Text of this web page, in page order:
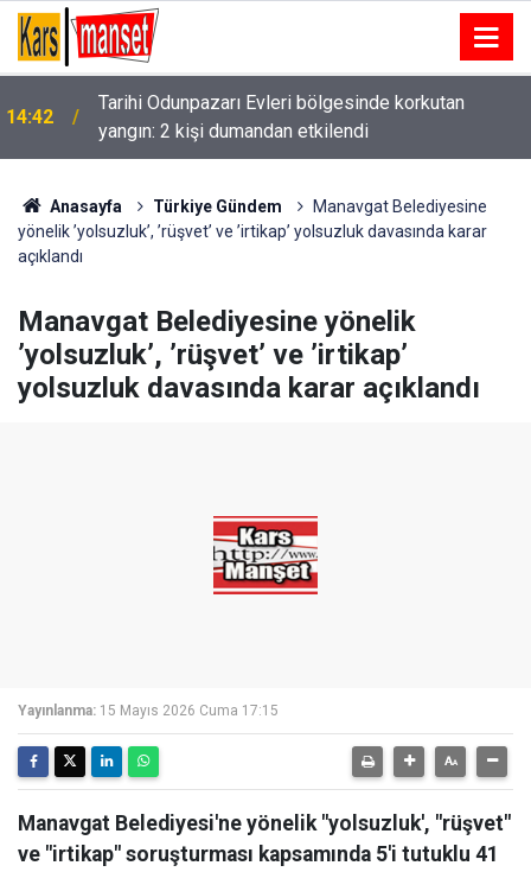
14:40
Muğla, uluslararası seramik sempozyumuna ev
sahipliği yapacak
Anasayfa Türkiye Gündem
Manavgat Belediyesine
yönelik ’yolsuzluk’, ’rüşvet’ ve ’irtikap’ yolsuzluk davasında karar
açıklandı
Manavgat Belediyesine yönelik
’yolsuzluk’, ’rüşvet’ ve ’irtikap’
yolsuzluk davasında karar açıklandı
Yayınlanma: 15 Mayıs 2026 Cuma 17:15
Manavgat Belediyesi'ne yönelik "yolsuzluk', "rüşvet"
ve "irtikap" soruşturması kapsamında 5'i tutuklu 41